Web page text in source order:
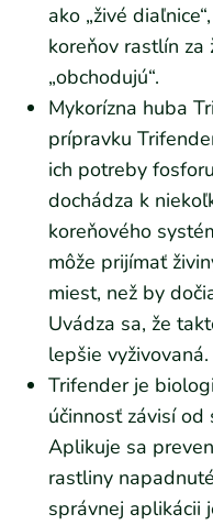
ako „živé
koreňov rastlín za
„obchodujú“.
Mykorízna huba
prípravku
ich potreby
dochádza k
koreňového
môže prijímať
miest, než by
Uvádza sa, že
lepšie vyživovaná.
Trifender je
účinnosť závisí
Aplikuje sa
rastliny
správnej aplikácii